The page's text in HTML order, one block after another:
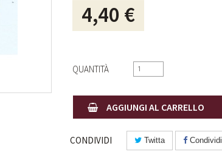
4,40 €
QUANTITÀ
AGGIUNGI AL CARRELLO
CONDIVIDI Twitta Condividi